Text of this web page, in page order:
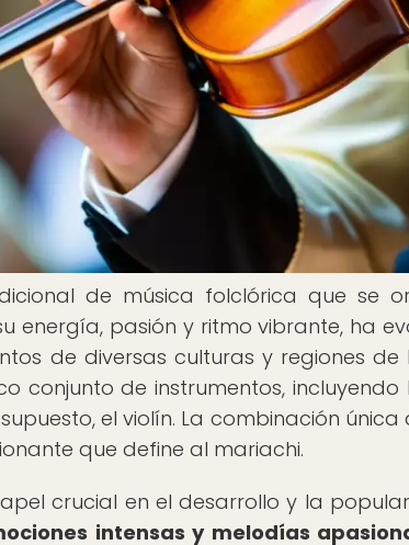
de música folclórica que se
energía, pasión y ritmo vibrante, ha
de diversas culturas y regiones de
conjunto de instrumentos, incluyendo
el violín. La combinación única
que define al mariachi.
crucial en el desarrollo y la
intensas y melodías